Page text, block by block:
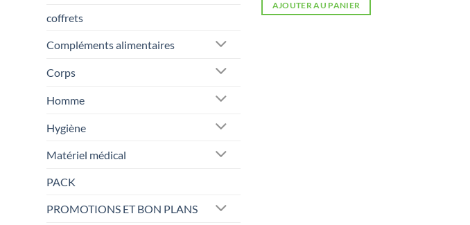
coffrets
Compléments alimentaires
Corps
Homme
Hygiène
Matériel médical
PACK
PROMOTIONS ET BON PLANS
AJOUTER AU PANIER